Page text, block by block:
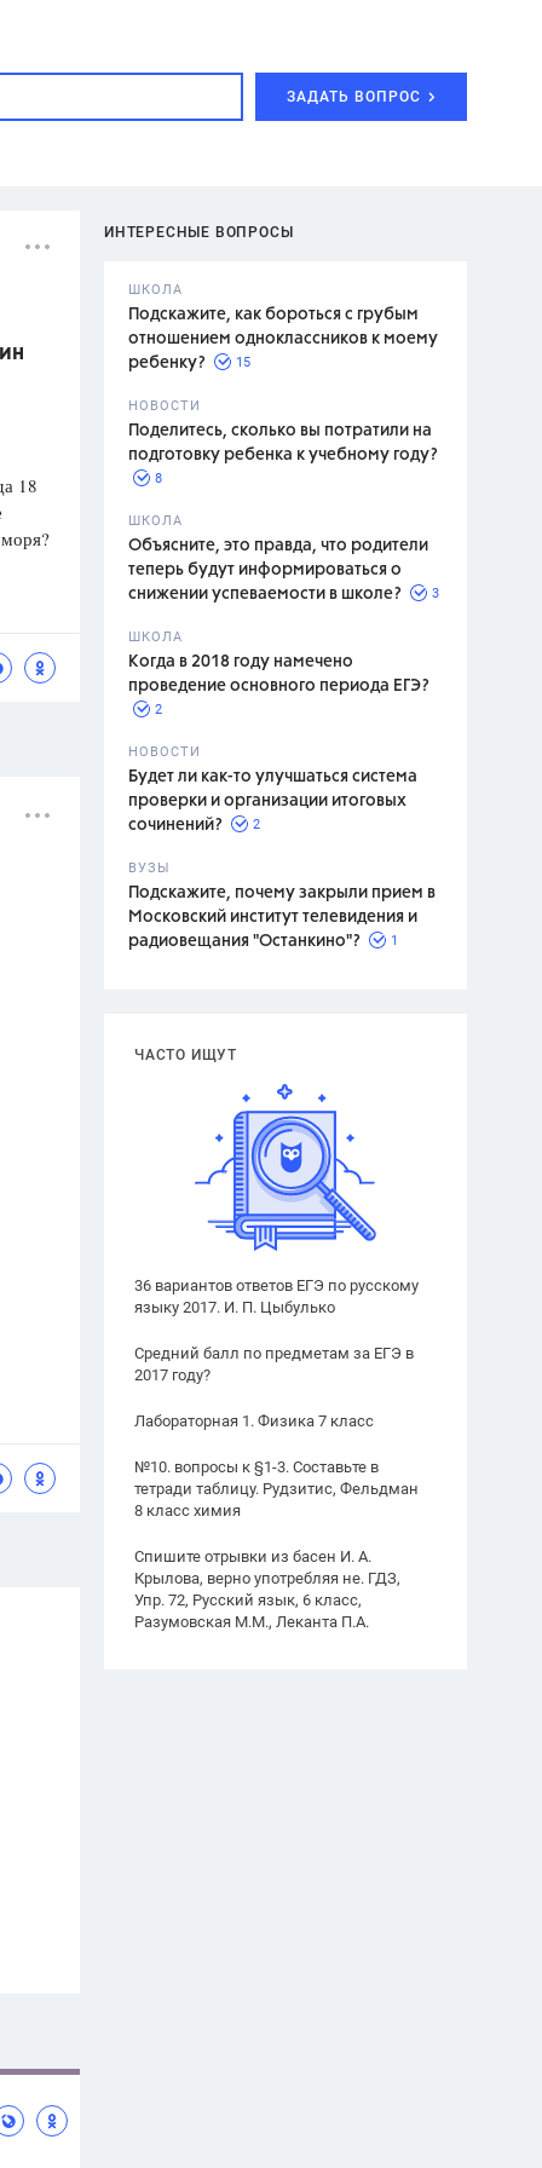
ЗАДАТЬ ВОПРОС
Л.С.,
ИНТЕРЕСНЫЕ ВОПРОСЫ
ШКОЛА
Подскажите, как бороться с грубым
отношением одноклассников к моему
ребенку?
15
НОВОСТИ
Поделитесь, сколько вы потратили на
подготовку ребенка к учебному году?
8
ШКОЛА
Объясните, это правда, что родители
теперь будут информироваться о
снижении успеваемости в школе?
3
ШКОЛА
Когда в 2018 году намечено
проведение основного периода ЕГЭ?
2
НОВОСТИ
Будет ли как-то улучшаться система
проверки и организации итоговых
сочинений?
2
ВУЗЫ
Подскажите, почему закрыли прием в
Московский институт телевидения и
радиовещания "Останкино"?
1
ЧАСТО ИЩУТ
36 вариантов ответов ЕГЭ по русскому
языку 2017. И. П. Цыбулько
Средний балл по предметам за ЕГЭ в
2017 году?
Лабораторная 1. Физика 7 класс
№10. вопросы к §1-3. Составьте в
тетради таблицу. Рудзитис, Фельдман
8 класс химия
Спишите отрывки из басен И. А.
Крылова, верно употребляя не. ГДЗ,
Упр. 72, Русский язык, 6 класс,
Разумовская М.М., Леканта П.А.
18